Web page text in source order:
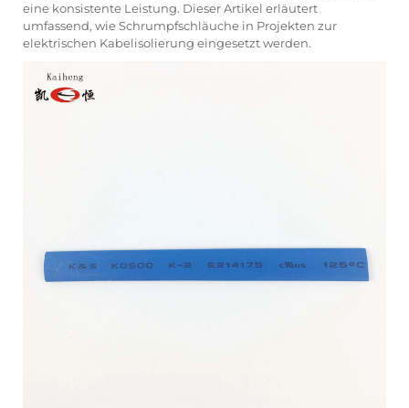
eine konsistente Leistung. Dieser Artikel erläutert
umfassend, wie Schrumpfschläuche in Projekten zur
elektrischen Kabelisolierung eingesetzt werden.